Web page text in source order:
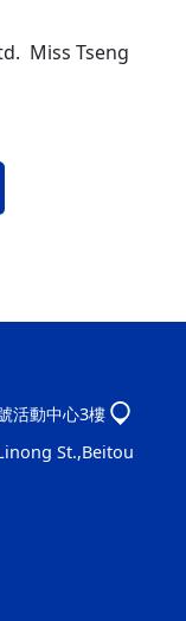
Miss Tseng
活動中心3樓
St.,Beitou